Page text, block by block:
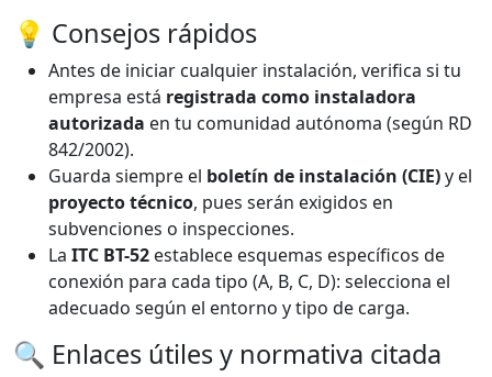
💡 Consejos rápidos
Antes de iniciar cualquier instalación, verifica si tu
empresa está registrada como instaladora
autorizada en tu comunidad autónoma (según RD
842/2002).
Guarda siempre el boletín de instalación (CIE)y el
proyecto técnico, pues serán exigidos en
subvenciones o inspecciones.
La ITC BT-52 establece esquemas específicos de
conexión para cada tipo (A, B, C, D): selecciona el
adecuado según el entorno y tipo de carga.
🔍 Enlaces útiles y normativa citada